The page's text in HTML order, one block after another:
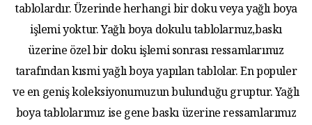
tablolardır. Üzerinde herhangi bir doku veya yağlı boya
işlemi yoktur. Yağlı boya dokulu tablolarmız,baskı
üzerine özel bir doku işlemi sonrası ressamlarımız
tarafından kısmi yağlı boya yapılan tablolar. En populer
ve en geniş koleksiyonumuzun bulunduğu gruptur. Yağlı
boya tablolarımız ise gene baskı üzerine ressamlarımız